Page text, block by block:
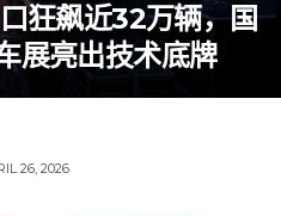
狂飙近32万辆，国
展亮出技术底牌
26, 2026